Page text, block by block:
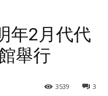
年2月代代
舉行
3
3539